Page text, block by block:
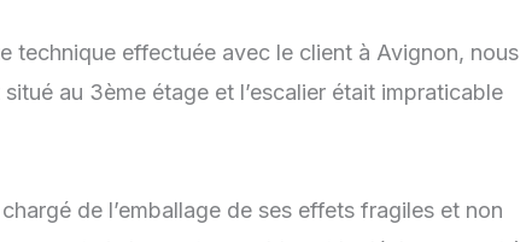
technique effectuée avec le client à Avignon, nous
au 3ème étage et l’escalier était impraticable
de l’emballage de ses effets fragiles et non